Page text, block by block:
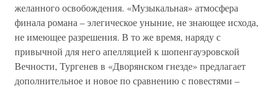
желанного освобождения. «Музыкальная» атмосфера
финала романа – элегическое уныние, не знающее исхода,
не имеющее разрешения. В то же время, наряду с
привычной для него апелляцией к шопенгауэровской
Вечности, Тургенев в «Дворянском гнезде» предлагает
дополнительное и новое по сравнению с повестями –